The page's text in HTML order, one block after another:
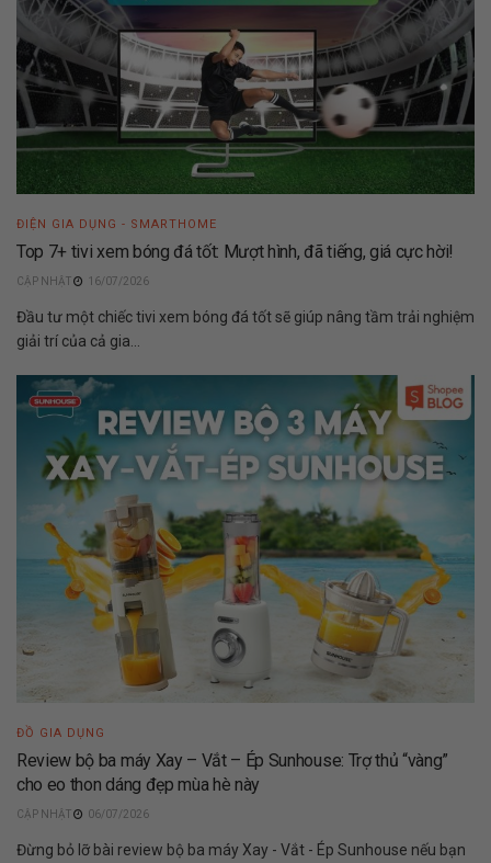
ĐIỆN GIA DỤNG - SMARTHOME
Top 7+ tivi xem bóng đá tốt: Mượt hình, đã tiếng, giá cực hời!
16/07/2026
Đầu tư một chiếc tivi xem bóng đá tốt sẽ giúp nâng tầm trải nghiệm
giải trí của cả gia...
ĐỒ GIA DỤNG
Review bộ ba máy Xay – Vắt – Ép Sunhouse: Trợ thủ “vàng”
cho eo thon dáng đẹp mùa hè này
06/07/2026
Đừng bỏ lỡ bài review bộ ba máy Xay - Vắt - Ép Sunhouse nếu bạn